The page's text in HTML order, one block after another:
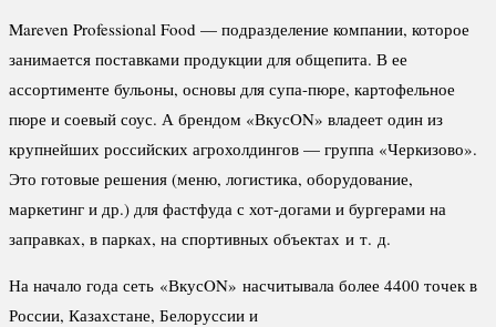
Mareven Professional Food — подразделение компании, которое
занимается поставками продукции для общепита. В ее
ассортименте бульоны, основы для супа-пюре, картофельное
пюре и соевый соус. А брендом «ВкусON» владеет один из
крупнейших российских агрохолдингов — группа «Черкизово».
Это готовые решения (меню, логистика, оборудование,
маркетинг и др.) для фастфуда с хот-догами и бургерами на
заправках, в парках, на спортивных объектах и т. д.
На начало года сеть «ВкусON» насчитывала более 4400 точек в
России, Казахстане, Белоруссии и